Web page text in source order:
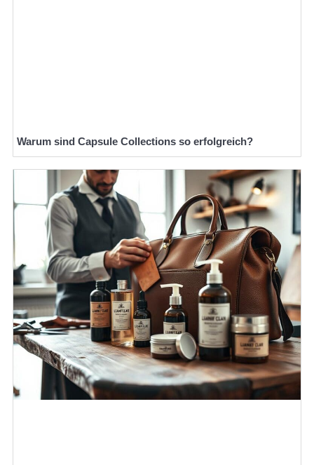
Warum sind Capsule Collections so erfolgreich?